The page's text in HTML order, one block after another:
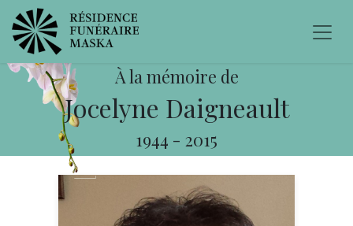
À la mémoire de
Jocelyne Daigneault
1944 - 2015